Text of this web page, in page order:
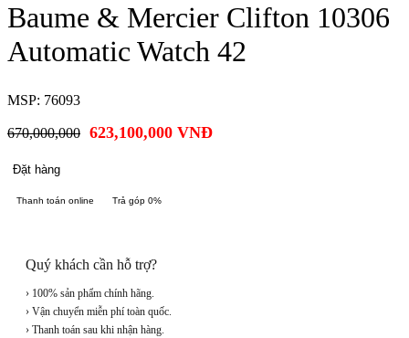
Baume & Mercier Clifton 10306
Automatic Watch 42
MSP: 76093
670,000,000 623,100,000 VNĐ
Đặt hàng
Thanh toán online Trả góp 0%
Quý khách cần hỗ trợ?
› 100% sản phẩm chính hãng.
› Vận chuyển miễn phí toàn quốc.
› Thanh toán sau khi nhận hàng.